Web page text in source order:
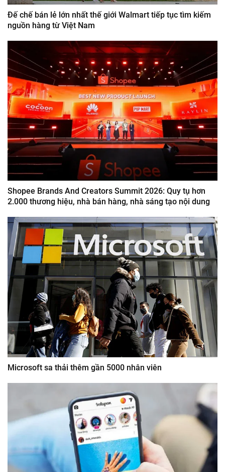
Đế chế bán lẻ lớn nhất thế giới Walmart tiếp tục tìm kiếm
nguồn hàng từ Việt Nam
Shopee Brands And Creators Summit 2026: Quy tụ hơn
2.000 thương hiệu, nhà bán hàng, nhà sáng tạo nội dung
Microsoft sa thải thêm gần 5000 nhân viên